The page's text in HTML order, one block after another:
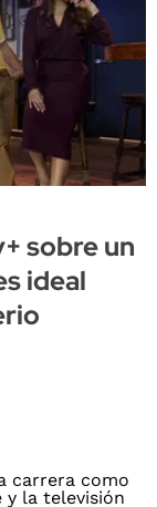
sobre un
ideal